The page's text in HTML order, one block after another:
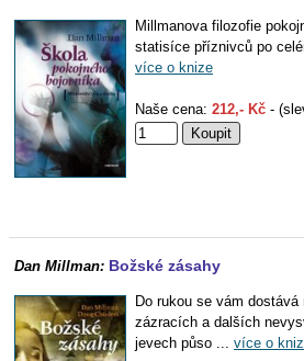
Millmanova filozofie
statisíce příznivců po
více o knize
Naše cena: 212,- Kč -
Dan Millman: Božské zásahy
Do rukou se vám
zázracích a dalších
jevech půso ... více o